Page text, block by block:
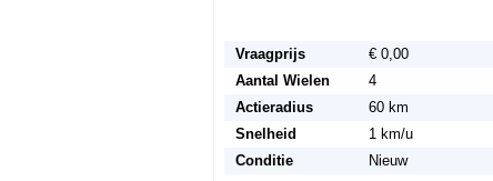
Vraagprijs
€ 0,00
Aantal Wielen
4
Actieradius
60 km
Snelheid
1 km/u
Conditie
Nieuw